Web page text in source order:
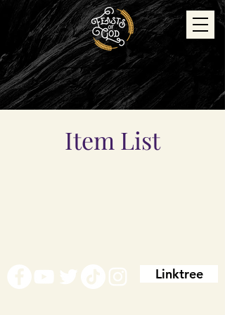
Item List
Linktree